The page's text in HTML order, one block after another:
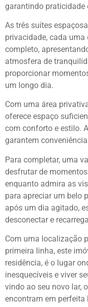
garantindo praticidade
As três suítes
privacidade, cada
completo,
atmosfera de
proporcionar
um longo dia.
Com uma área
oferece espaço
com conforto e estilo.
garantem
Para completar, uma
desfrutar de
enquanto admira as
para apreciar um belo
após um dia agitado,
desconectar e
Com uma localização
primeira linha, este
residência, é o lugar
inesquecíveis e viver
vindo ao seu novo lar,
encontram em perfeita